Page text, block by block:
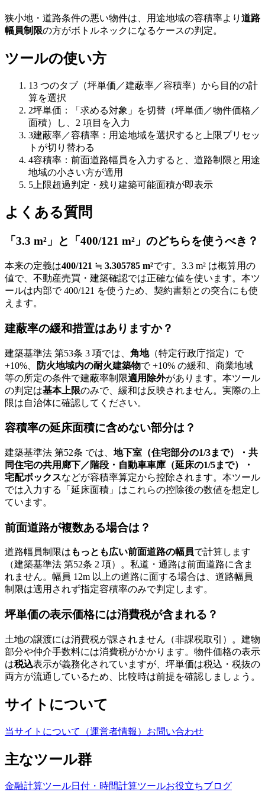
狭小地・道路条件の悪い物件は、用途地域の容積率より 道路
幅員制限の方がボトルネックになるケースの判定。
ツールの使い方
13 つのタブ（坪単価／建蔽率／容積率）から目的の計
算を選択
2坪単価：「求める対象」を切替（坪単価／物件価格／
面積）し、2 項目を入力
3建蔽率／容積率：用途地域を選択すると上限プリセッ
トが切り替わる
4容積率：前面道路幅員を入力すると、道路制限と用途
地域の小さい方が適用
5 上限超過判定・残り建築可能面積が即表示
よくある質問
「3.3 m²」と「400/121 m²」のどちらを使うべき？
本来の定義は400/121 ≒ 3.305785 m²です。3.3 m² は概算用の
値で、不動産売買・建築確認では正確な値を使います。本ツ
ールは内部で 400/121 を使うため、契約書類との突合にも使
えます。
建蔽率の緩和措置はありますか？
建築基準法 第53条 3 項では、 角地（特定行政庁指定）で
+10%、
防火地域内の耐火建築物で +10% の緩和、商業地域
等の所定の条件で建蔽率制限適用除外があります。本ツール
の判定は基本上限のみで、緩和は反映されません。実際の上
限は自治体に確認してください。
容積率の延床面積に含めない部分は？
建築基準法 第52条 では、 地下室（住宅部分の1/3まで）・共
同住宅の共用廊下／階段・自動車車庫（延床の1/5まで）・
宅配ボックスなどが容積率算定から控除されます。本ツール
では入力する「延床面積」はこれらの控除後の数値を想定し
ています。
前面道路が複数ある場合は？
道路幅員制限は もっとも広い前面道路の幅員で計算します
（建築基準法 第52条 2 項）。私道・通路は前面道路に含ま
れません。幅員 12m 以上の道路に面する場合は、道路幅員
制限は適用されず指定容積率のみで判定します。
坪単価の表示価格には消費税が含まれる？
土地の譲渡には消費税が課されません（非課税取引）。建物
部分や仲介手数料には消費税がかかります。物件価格の表示
は税込表示が義務化されていますが、坪単価は税込・税抜の
両方が流通しているため、比較時は前提を確認しましょう。
サイトについて
当サイトについて（運営者情報） お問い合わせ
主なツール群
金融計算ツール日付・時間計算ツールお役立ちブログ